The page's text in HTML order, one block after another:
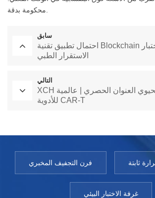
سابق
احتمال تطبيق تقنية Blockchain في غرفة اختبار
الاستقرار الطبي
التالي
XCH الطب الحيوي العنوان الحصري | عالمية CMC
للأدوية CAR-T
فرن التجفيف المخبري ثابتة
غرفة الاختبار البيئي